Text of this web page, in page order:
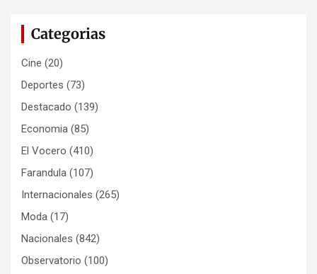
Categorias
Cine (20)
Deportes (73)
Destacado (139)
Economia (85)
El Vocero (410)
Farandula (107)
Internacionales (265)
Moda (17)
Nacionales (842)
Observatorio (100)